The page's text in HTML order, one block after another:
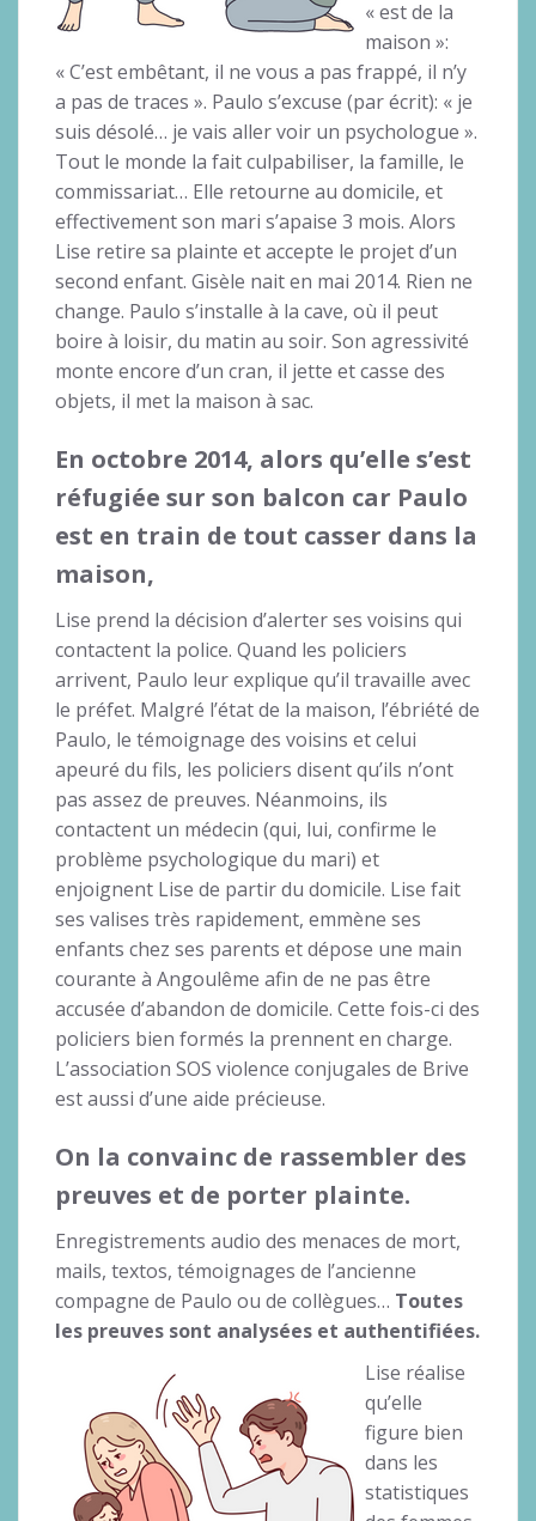
« est de la
maison »:
« C’est embêtant, il ne vous a pas frappé, il n’y
a pas de traces ». Paulo s’excuse (par écrit): « je
suis désolé… je vais aller voir un psychologue ».
Tout le monde la fait culpabiliser, la famille, le
commissariat… Elle retourne au domicile, et
effectivement son mari s’apaise 3 mois. Alors
Lise retire sa plainte et accepte le projet d’un
second enfant. Gisèle nait en mai 2014. Rien ne
change. Paulo s’installe à la cave, où il peut
boire à loisir, du matin au soir. Son agressivité
monte encore d’un cran, il jette et casse des
objets, il met la maison à sac.
En octobre 2014, alors qu’elle s’est
réfugiée sur son balcon car Paulo
est en train de tout casser dans la
maison,
Lise prend la décision d’alerter ses voisins qui
contactent la police. Quand les policiers
arrivent, Paulo leur explique qu’il travaille avec
le préfet. Malgré l’état de la maison, l’ébriété de
Paulo, le témoignage des voisins et celui
apeuré du fils, les policiers disent qu’ils n’ont
pas assez de preuves. Néanmoins, ils
contactent un médecin (qui, lui, confirme le
problème psychologique du mari) et
enjoignent Lise de partir du domicile. Lise fait
ses valises très rapidement, emmène ses
enfants chez ses parents et dépose une main
courante à Angoulême afin de ne pas être
accusée d’abandon de domicile. Cette fois-ci des
policiers bien formés la prennent en charge.
L’association SOS violence conjugales de Brive
est aussi d’une aide précieuse.
On la convainc de rassembler des
preuves et de porter plainte.
Enregistrements audio des menaces de mort,
mails, textos, témoignages de l’ancienne
compagne de Paulo ou de collègues… Toutes
les preuves sont analysées et authentifiées.
Lise réalise
qu’elle
figure bien
dans les
statistiques